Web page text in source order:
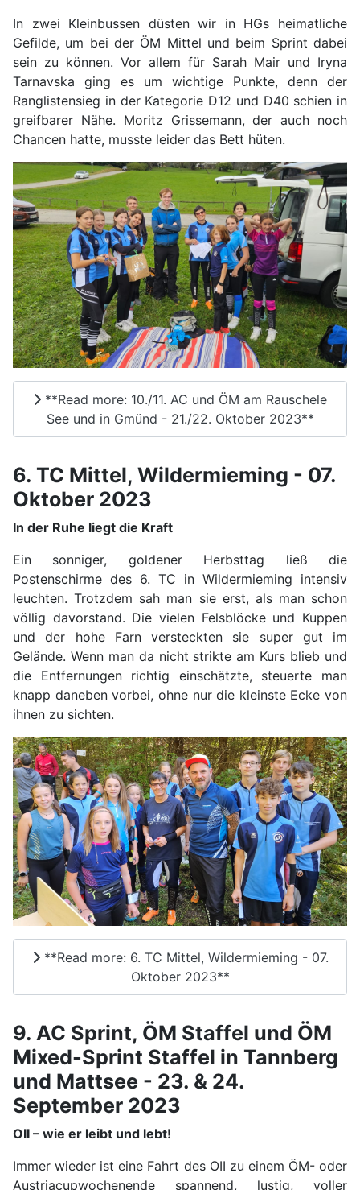
In zwei Kleinbussen düsten wir in HGs heimatliche
Gefilde, um bei der ÖM Mittel und beim Sprint dabei
sein zu können. Vor allem für Sarah Mair und Iryna
Tarnavska ging es um wichtige Punkte, denn der
Ranglistensieg in der Kategorie D12 und D40 schien in
greifbarer Nähe. Moritz Grissemann, der auch noch
Chancen hatte, musste leider das Bett hüten.
**Read more: 10./11. AC und ÖM am Rauschele
See und in Gmünd - 21./22. Oktober 2023**
6. TC Mittel, Wildermieming - 07.
Oktober 2023
In der Ruhe liegt die Kraft
Ein sonniger, goldener Herbsttag ließ die
Postenschirme des 6. TC in Wildermieming intensiv
leuchten. Trotzdem sah man sie erst, als man schon
völlig davorstand. Die vielen Felsblöcke und Kuppen
und der hohe Farn versteckten sie super gut im
Gelände. Wenn man da nicht strikte am Kurs blieb und
die Entfernungen richtig einschätzte, steuerte man
knapp daneben vorbei, ohne nur die kleinste Ecke von
ihnen zu sichten.
**Read more: 6. TC Mittel, Wildermieming - 07.
Oktober 2023**
9. AC Sprint, ÖM Staffel und ÖM
Mixed-Sprint Staffel in Tannberg
und Mattsee - 23. & 24.
September 2023
OII – wie er leibt und lebt!
Immer wieder ist eine Fahrt des OII zu einem ÖM- oder
Austriacupwochenende spannend, lustig, voller